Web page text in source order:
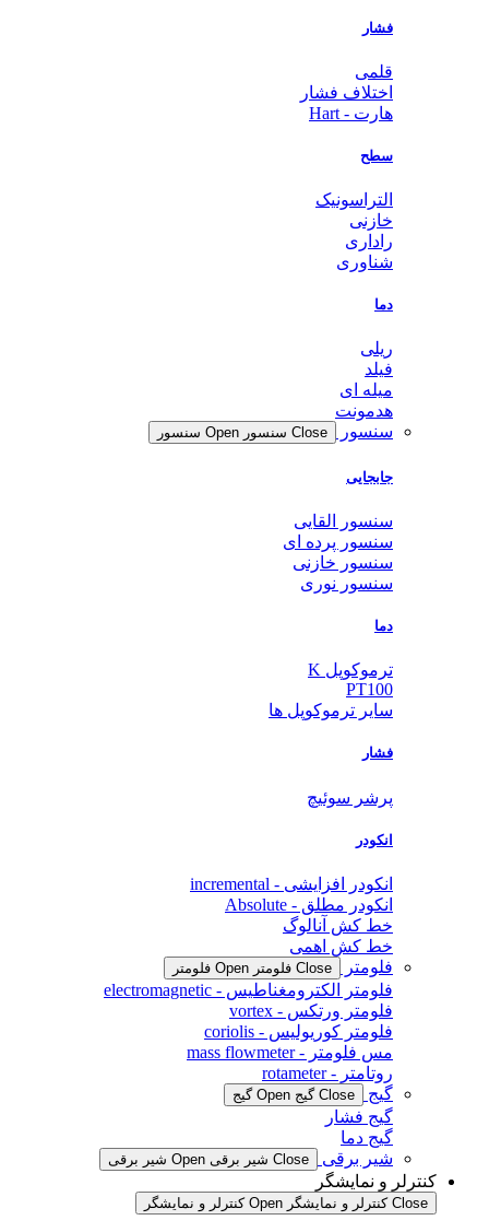
فشار
قلمی
اختلاف فشار
هارت - Hart
سطح
التراسونیک
خازنی
راداری
شناوری
دما
ریلی
فیلد
میله ای
هدمونت
سنسور
Close سنسور Open سنسور
جابجایی
سنسور القایی
سنسور پرده ای
سنسور خازنی
سنسور نوری
دما
ترموکوپل K
PT100
سایر ترموکوپل ها
فشار
پرشر سوئیچ
انکودر
انکودر افزایشی - incremental
انکودر مطلق - Absolute
خط کش آنالوگ
خط کش اهمی
فلومتر
Close فلومتر Open فلومتر
فلومتر الکترومغناطیس - electromagnetic
فلومتر ورتکس - vortex
فلومتر کوریولیس - coriolis
مس فلومتر - mass flowmeter
روتامتر - rotameter
گیج
Close گیج Open گیج
گیج فشار
گیج دما
شیر برقی
Close شیر برقی Open شیر برقی
کنترلر و نمایشگر
Close کنترلر و نمایشگر Open کنترلر و نمایشگر